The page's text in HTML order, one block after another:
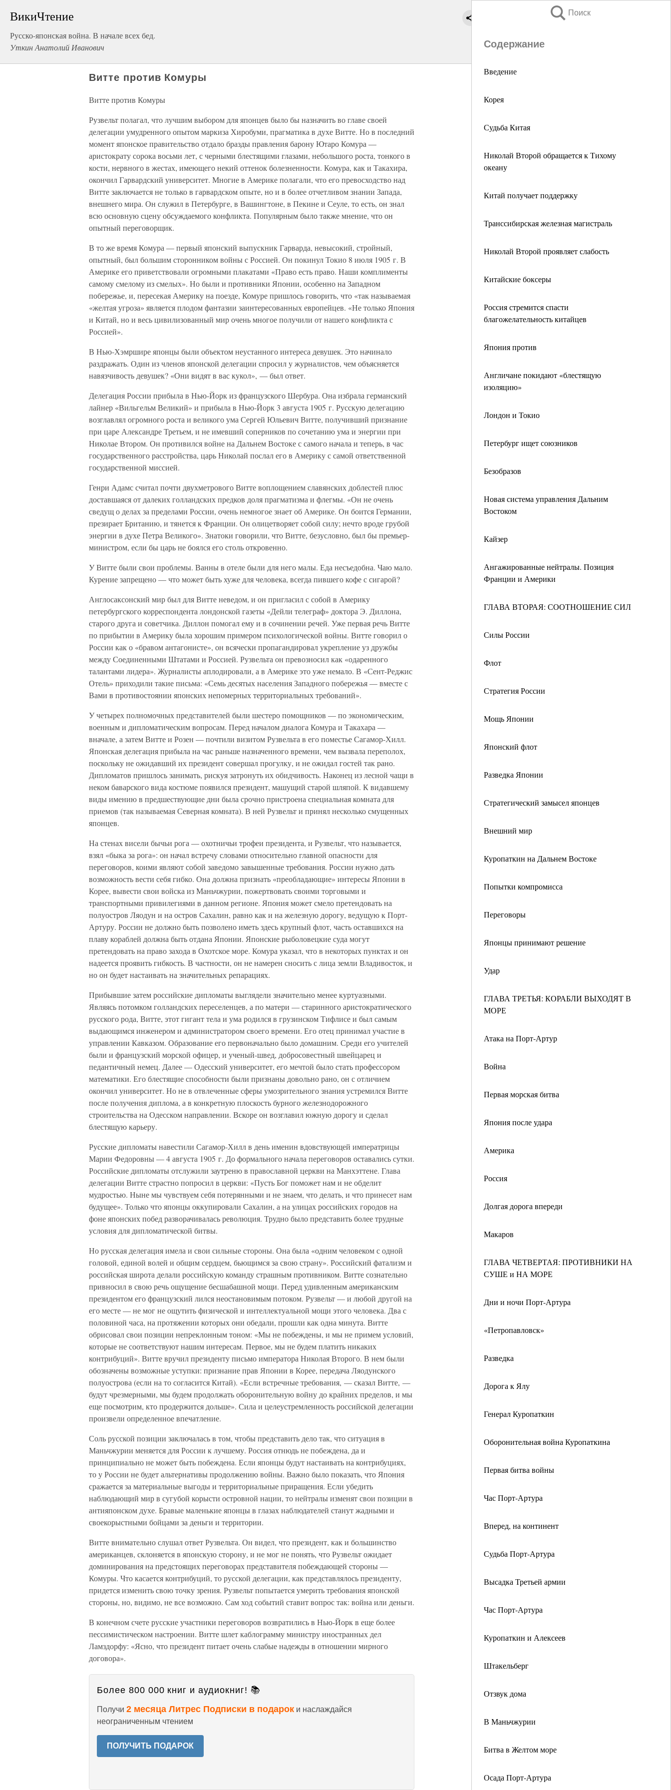
ВикиЧтение
Русско-японская война. В начале всех бед.
Уткин Анатолий Иванович
Поиск
Содержание
Введение
Корея
Судьба Китая
Николай Второй обращается к Тихому
океану
Китай получает поддержку
Транссибирская железная магистраль
Николай Второй проявляет слабость
Китайские боксеры
Россия стремится спасти
благожелательность китайцев
Япония против
Англичане покидают «блестящую
изоляцию»
Лондон и Токио
Петербург ищет союзников
Безобразов
Новая система управления Дальним
Востоком
Кайзер
Ангажированные нейтралы. Позиция
Франции и Америки
ГЛАВА ВТОРАЯ: СООТНОШЕНИЕ СИЛ
Силы России
Флот
Стратегия России
Мощь Японии
Японский флот
Разведка Японии
Стратегический замысел японцев
Внешний мир
Куропаткин на Дальнем Востоке
Попытки компромисса
Переговоры
Японцы принимают решение
Удар
ГЛАВА ТРЕТЬЯ: КОРАБЛИ ВЫХОДЯТ В
МОРЕ
Атака на Порт-Артур
Война
Первая морская битва
Япония после удара
Америка
Россия
Долгая дорога впереди
Макаров
ГЛАВА ЧЕТВЕРТАЯ: ПРОТИВНИКИ НА
СУШЕ и НА МОРЕ
Дни и ночи Порт-Артура
«Петропавловск»
Разведка
Дорога к Ялу
Генерал Куропаткин
Оборонительная война Куропаткина
Первая битва войны
Час Порт-Артура
Вперед, на континент
Судьба Порт-Артура
Высадка Третьей армии
Час Порт-Артура
Куропаткин и Алексеев
Штакельберг
Отзвук дома
В Маньчжурии
Битва в Желтом море
Осада Порт-Артура
Витте против Комуры
Витте против Комуры
Рузвельт полагал, что лучшим выбором для японцев было бы назначить во главе своей
делегации умудренного опытом маркиза Хиробуми, прагматика в духе Витте. Но в последний
момент японское правительство отдало бразды правления барону Ютаро Комура —
аристократу сорока восьми лет, с черными блестящими глазами, небольшого роста, тонкого в
кости, нервного в жестах, имеющего некий оттенок болезненности. Комура, как и Такахира,
окончил Гарвардский университет. Многие в Америке полагали, что его превосходство над
Витте заключается не только в гарвардском опыте, но и в более отчетливом знании Запада,
внешнего мира. Он служил в Петербурге, в Вашингтоне, в Пекине и Сеуле, то есть, он знал
всю основную сцену обсуждаемого конфликта. Популярным было также мнение, что он
опытный переговорщик.
В то же время Комура — первый японский выпускник Гарварда, невысокий, стройный,
опытный, был большим сторонником войны с Россией. Он покинул Токио 8 июля 1905 г. В
Америке его приветствовали огромными плакатами «Право есть право. Наши комплименты
самому смелому из смелых». Но были и противники Японии, особенно на Западном
побережье, и, пересекая Америку на поезде, Комуре пришлось говорить, что «так называемая
«желтая угроза» является плодом фантазии заинтересованных европейцев. «Не только Япония
и Китай, но и весь цивилизованный мир очень многое получили от нашего конфликта с
Россией».
В Нью-Хэмршире японцы были объектом неустанного интереса девушек. Это начинало
раздражать. Один из членов японской делегации спросил у журналистов, чем объясняется
навязчивость девушек? «Они видят в вас кукол», — был ответ.
Делегация России прибыла в Нью-Йорк из французского Шербура. Она избрала германский
лайнер «Вильгельм Великий» и прибыла в Нью-Йорк 3 августа 1905 г. Русскую делегацию
возглавлял огромного роста и великого ума Сергей Юльевич Витте, получивший признание
при царе Александре Третьем, и не имевший соперников по сочетанию ума и энергии при
Николае Втором. Он противился войне на Дальнем Востоке с самого начала и теперь, в час
государственного расстройства, царь Николай послал его в Америку с самой ответственной
государственной миссией.
Генри Адамс считал почти двухметрового Витте воплощением славянских доблестей плюс
доставшаяся от далеких голландских предков доля прагматизма и флегмы. «Он не очень
сведущ о делах за пределами России, очень немногое знает об Америке. Он боится Германии,
презирает Британию, и тянется к Франции. Он олицетворяет собой силу; нечто вроде грубой
энергии в духе Петра Великого». Знатоки говорили, что Витте, безусловно, был бы премьер-
министром, если бы царь не боялся его столь откровенно.
У Витте были свои проблемы. Ванны в отеле были для него малы. Еда несъедобна. Чаю мало.
Курение запрещено — что может быть хуже для человека, всегда пившего кофе с сигарой?
Англосаксонский мир был для Витте неведом, и он пригласил с собой в Америку
петербургского корреспондента лондонской газеты «Дейли телеграф» доктора Э. Диллона,
старого друга и советчика. Диллон помогал ему и в сочинении речей. Уже первая речь Витте
по прибытии в Америку была хорошим примером психологической войны. Витте говорил о
России как о «бравом антагонисте», он всячески пропагандировал укрепление уз дружбы
между Соединенными Штатами и Россией. Рузвельта он превозносил как «одаренного
талантами лидера». Журналисты аплодировали, а в Америке это уже немало. В «Сент-Реджис
Отель» приходили такие письма: «Семь десятых населения Западного побережья — вместе с
Вами в противостоянии японских непомерных территориальных требований».
У четырех полномочных представителей были шестеро помощников — по экономическим,
военным и дипломатическим вопросам. Перед началом диалога Комура и Такахара —
вначале, а затем Витте и Розен — почтили визитом Рузвельта в его поместье Сагамор-Хилл.
Японская делегация прибыла на час раньше назначенного времени, чем вызвала переполох,
поскольку не ожидавший их президент совершал прогулку, и не ожидал гостей так рано.
Дипломатов пришлось занимать, рискуя затронуть их обидчивость. Наконец из лесной чащи в
неком баварского вида костюме появился президент, машущий старой шляпой. К видавшему
виды имению в предшествующие дни была срочно пристроена специальная комната для
приемов (так называемая Северная комната). В ней Рузвельт и принял несколько смущенных
японцев.
На стенах висели бычьи рога — охотничьи трофеи президента, и Рузвельт, что называется,
взял «быка за рога»: он начал встречу словами относительно главной опасности для
переговоров, коими являют собой заведомо завышенные требования. России нужно дать
возможность вести себя гибко. Она должна признать «преобладающие» интересы Японии в
Корее, вывести свои войска из Маньчжурии, пожертвовать своими торговыми и
транспортными привилегиями в данном регионе. Япония может смело претендовать на
полуостров Ляодун и на остров Сахалин, равно как и на железную дорогу, ведущую к Порт-
Артуру. России не должно быть позволено иметь здесь крупный флот, часть оставшихся на
плаву кораблей должна быть отдана Японии. Японские рыболовецкие суда могут
претендовать на право захода в Охотское море. Комура указал, что в некоторых пунктах и он
надеется проявить гибкость. В частности, он не намерен сносить с лица земли Владивосток, и
но он будет настаивать на значительных репарациях.
Прибывшие затем российские дипломаты выглядели значительно менее куртуазными.
Являясь потомком голландских переселенцев, а по матери — старинного аристократического
русского рода, Витте, этот гигант тела и ума родился в грузинском Тифлисе и был самым
выдающимся инженером и администратором своего времени. Его отец принимал участие в
управлении Кавказом. Образование его первоначально было домашним. Среди его учителей
были и французский морской офицер, и ученый-швед, добросовестный швейцарец и
педантичный немец. Далее — Одесский университет, его мечтой было стать профессором
математики. Его блестящие способности были признаны довольно рано, он с отличием
окончил университет. Но не в отвлеченные сферы умозрительного знания устремился Витте
после получения диплома, а в конкретную плоскость бурного железнодорожного
строительства на Одесском направлении. Вскоре он возглавил южную дорогу и сделал
блестящую карьеру.
Русские дипломаты навестили Сагамор-Хилл в день именин вдовствующей императрицы
Марии Федоровны — 4 августа 1905 г. До формального начала переговоров оставались сутки.
Российские дипломаты отслужили заутреню в православной церкви на Манхэттене. Глава
делегации Витте страстно попросил в церкви: «Пусть Бог поможет нам и не обделит
мудростью. Ныне мы чувствуем себя потерянными и не знаем, что делать, и что принесет нам
будущее». Только что японцы оккупировали Сахалин, а на улицах российских городов на
фоне японских побед разворачивалась революция. Трудно было представить более трудные
условия для дипломатической битвы.
Но русская делегация имела и свои сильные стороны. Она была «одним человеком с одной
головой, единой волей и общим сердцем, бьющимся за свою страну». Российский фатализм и
российская широта делали российскую команду страшным противником. Витте сознательно
привносил в свою речь ощущение бесшабашной мощи. Перед удивленным американским
президентом его французский лился неостановимым потоком. Рузвельт — и любой другой на
его месте — не мог не ощутить физической и интеллектуальной мощи этого человека. Два с
половиной часа, на протяжении которых они обедали, прошли как одна минута. Витте
обрисовал свои позиции непреклонным тоном: «Мы не побеждены, и мы не примем условий,
которые не соответствуют нашим интересам. Первое, мы не будем платить никаких
контрибуций». Витте вручил президенту письмо императора Николая Второго. В нем были
обозначены возможные уступки: признание прав Японии в Корее, передача Ляодунского
полуострова (если на то согласится Китай). «Если встречные требования, — сказал Витте, —
будут чрезмерными, мы будем продолжать оборонительную войну до крайних пределов, и мы
еще посмотрим, кто продержится дольше». Сила и целеустремленность российской делегации
произвели определенное впечатление.
Соль русской позиции заключалась в том, чтобы представить дело так, что ситуация в
Маньчжурии меняется для России к лучшему. Россия отнюдь не побеждена, да и
принципиально не может быть побеждена. Если японцы будут настаивать на контрибуциях,
то у России не будет альтернативы продолжению войны. Важно было показать, что Япония
сражается за материальные выгоды и территориальные приращения. Если убедить
наблюдающий мир в сугубой корысти островной нации, то нейтралы изменят свои позиции в
антияпонском духе. Бравые маленькие японцы в глазах наблюдателей станут жадными и
своекорыстными бойцами за деньги и территории.
Витте внимательно слушал ответ Рузвельта. Он видел, что президент, как и большинство
американцев, склоняется в японскую сторону, и не мог не понять, что Рузвельт ожидает
доминирования на предстоящих переговорах представителя побеждающей стороны —
Комуры. Что касается контрибуций, то русской делегации, как представлялось президенту,
придется изменить свою точку зрения. Рузвельт попытается умерить требования японской
стороны, но, видимо, не все возможно. Сам ход событий ставит вопрос так: война или деньги.
В конечном счете русские участники переговоров возвратились в Нью-Йорк в еще более
пессимистическом настроении. Витте шлет каблограмму министру иностранных дел
Ламздорфу: «Ясно, что президент питает очень слабые надежды в отношении мирного
договора».
Более 800 000 книг и аудиокниг! 📚
Получи 2 месяца Литрес Подписки в подарок и наслаждайся
неограниченным чтением
ПОЛУЧИТЬ ПОДАРОК